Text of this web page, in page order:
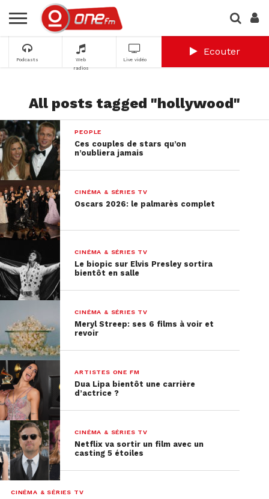
Podcasts
Web
radios
Live vidéo
Ecouter
All posts tagged "hollywood"
PEOPLE
Ces couples de stars qu’on
n’oubliera jamais
CINÉMA & SÉRIES TV
Oscars 2026: le palmarès complet
CINÉMA & SÉRIES TV
Le biopic sur Elvis Presley sortira
bientôt en salle
CINÉMA & SÉRIES TV
Meryl Streep: ses 6 films à voir et
revoir
ARTISTES ONE FM
Dua Lipa bientôt une carrière
d’actrice ?
CINÉMA & SÉRIES TV
Netflix va sortir un film avec un
casting 5 étoiles
CINÉMA & SÉRIES TV